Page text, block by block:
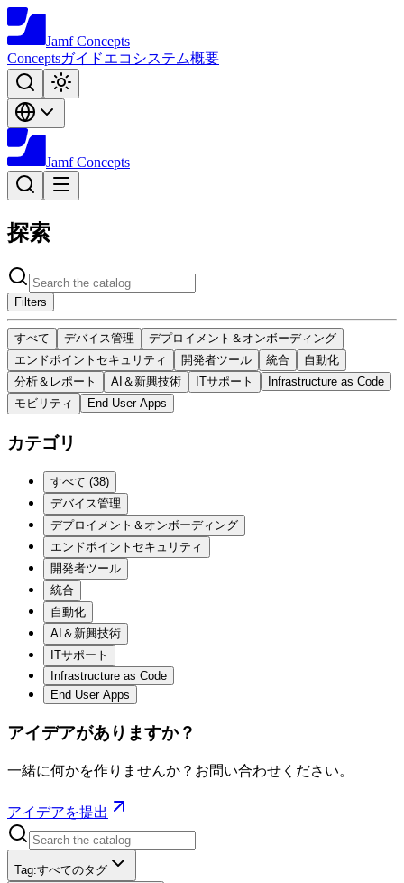
Jamf Concepts
Conceptsガイドエコシステム概要
Jamf Concepts
探索
Filters
すべて デバイス管理
デプロイメント＆オンボーディング
エンドポイントセキュリティ
開発者ツール 統合
自動化
分析＆レポート
AI＆新興技術 ITサポート
Infrastructure as Code
モビリティ
End User Apps
カテゴリ
すべて (38)
デバイス管理
デプロイメント＆オンボーディング
エンドポイントセキュリティ
開発者ツール
統合
自動化
AI＆新興技術
ITサポート
Infrastructure as Code
End User Apps
アイデアがありますか？
一緒に何かを作りませんか？お問い合わせください。
アイデアを提出
Tag:すべてのタグ